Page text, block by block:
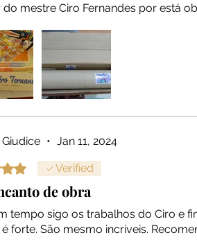
mestre Ciro Fernandes por está
Giudice • Jan 11, 2024
out of 5 stars.Verified
de obra
tempo sigo os trabalhos do Ciro e
forte. São mesmo incríveis.